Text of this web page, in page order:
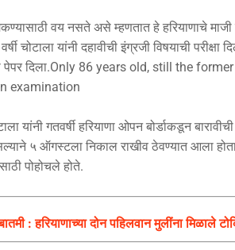
वय नसते असे म्हणतात हे हरियाणाचे
चोटाला यांनी दहावीची इंग्रजी विषयाची
पेपर दिला.Only 86 years old, still the
examination
यांनी गतवर्षी हरियाणा ओपन बोर्डाकडून बारावीची
५ ऑगस्टला निकाल राखीव ठेवण्यात आला
पोहोचले होते.
: हरियाणाच्या दोन पहिलवान मुलींना मिळाले